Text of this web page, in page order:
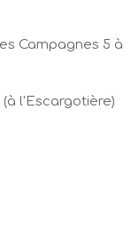
Campagnes 5 à
(à l'Escargotière)